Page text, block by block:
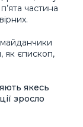
частина
як єпископ,
якесь
зросло